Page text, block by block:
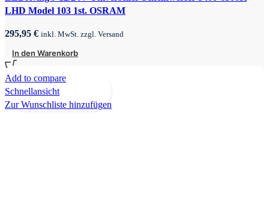
LHD Model 103 1st. OSRAM
295,95 € inkl. MwSt. zzgl. Versand
In den Warenkorb
Add to compare
Schnellansicht
Zur Wunschliste hinzufügen